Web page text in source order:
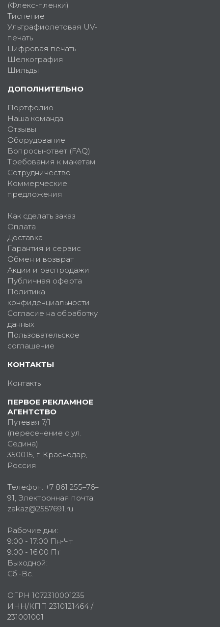
(Флекс-пленки)
Тиснение
Ультрафиолетовая UV-
печать
Цифровая печать
Шелкография
Шильды
ДОПОЛНИТЕЛЬНО
Портфолио
Наша команда
Отзывы
Оборудование
Вопросы-ответ (FAQ)
Требования к макетам
Сотрудничество
Коммерческие
предложения
Как сделать заказ
Оплата
Доставка
Гарантия и сервис
Обмен и возврат
Акции и распродажи
Публичная оферта
Политика
конфиденциальности
Согласие на обработку
данных
Пользовательское
соглашение
КОНТАКТЫ
Контакты
ПЕРВОЕ РЕКЛАМНОЕ
АГЕНТСТВО
Путевая 7/1
(пересечение с ул.
Седина)
350015, г. Краснодар,
Россия
Телефон: +7 861 255–76–
91, Электронная почта:
zakaz@2557691.ru
Рабочие дни:
9:00 - 17:00 Пн-Чт
9:00 - 16:00 Пт
Выходной:
Сб.-Вс.
ОГРН 1072310001235
ИНН/КПП 2310121464 /
231001001